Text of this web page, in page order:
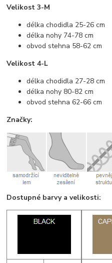
Velikost 3-M
délka chodidla 25-26 cm
délka nohy 74-78 cm
obvod stehna 58-62 cm
Velikost 4-L
délka chodidla 27-28 cm
délka nohy 80-82 cm
obvod stehna 62-66 cm
Značky:
Dostupné barvy a velikosti: